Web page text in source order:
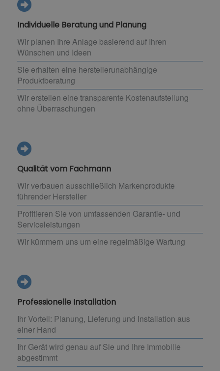
Individuelle Beratung und Planung
Wir planen Ihre Anlage basierend auf Ihren
Wünschen und Ideen
Sie erhalten eine herstellerunabhängige
Produktberatung
Wir erstellen eine transparente Kostenaufstellung
ohne Überraschungen
Qualität vom Fachmann
Wir verbauen ausschließlich Markenprodukte
führender Hersteller
Profitieren Sie von umfassenden Garantie- und
Serviceleistungen
Wir kümmern uns um eine regelmäßige Wartung
Professionelle Installation
Ihr Vorteil: Planung, Lieferung und Installation aus
einer Hand
Ihr Gerät wird genau auf Sie und Ihre Immobilie
abgestimmt